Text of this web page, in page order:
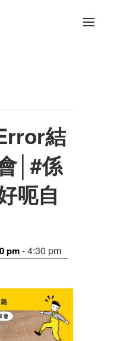
結
│#係
呃自
pm-4:30 pm